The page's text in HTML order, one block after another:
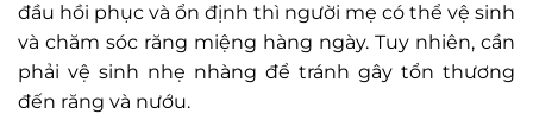
đầu hồi phục và ổn định thì người mẹ có thể vệ sinh
và chăm sóc răng miệng hàng ngày. Tuy nhiên, cần
phải vệ sinh nhẹ nhàng để tránh gây tổn thương
đến răng và nướu.